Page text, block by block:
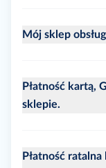
Mój sklep
Płatność kartą,
sklepie.
Płatność